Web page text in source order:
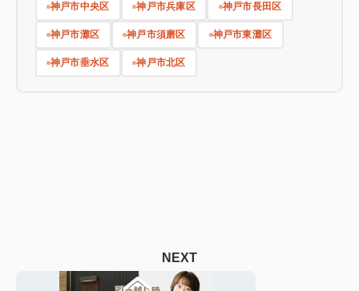
神戸市中央区 神戸市兵庫区 神戸市長田区
神戸市灘区 神戸市須磨区 神戸市東灘区
神戸市垂水区 神戸市北区
NEXT